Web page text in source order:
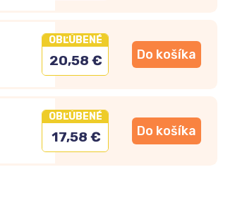
OBĽÚBENÉ
20,58 € Do košíka
OBĽÚBENÉ
17,58 € Do košíka